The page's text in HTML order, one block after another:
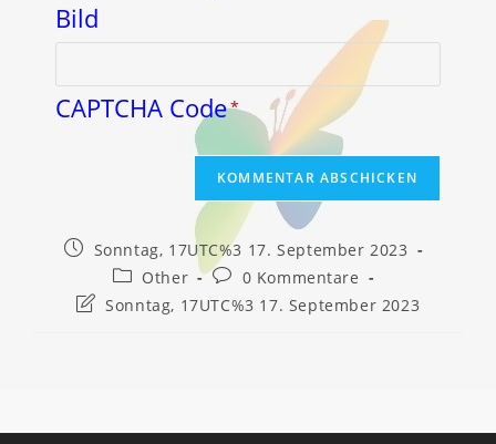
CAPTCHA Code*
Beitrag
veröffentlicht:
Sonntag, 17UTC%3 17. September 2023
Beitrags-
Kategorie:
Other
Beitrags-
Kommentare:
0 Kommentare
BeitragSonntag, 17UTC%3 17. September 2023